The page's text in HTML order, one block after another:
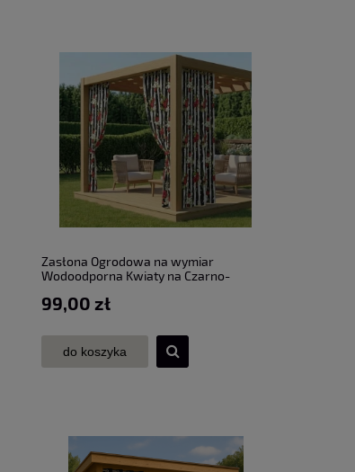
Zasłona Ogrodowa na wymiar
Wodoodporna Kwiaty na Czarno-
155 cm
99,00 zł
do koszyka